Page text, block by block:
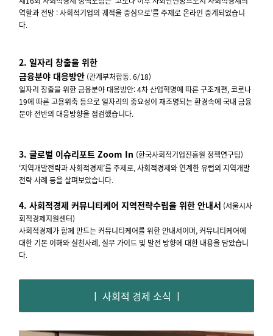
역할과 전망 : 사회적기업의 궤적을 중심으로’를 주제로 온라인 중계되었습니
다.
2. 일자리 창출을 위한
금융분야 대응방안 (관계부처합동. 6/18)
일자리 창출을 위한 금융분야 대응방안: 4차 산업혁명에 따른 구조개편, 코로나
19에 따른 고용위축 등으로 일자리의 중요성이 재조명되는 환경속에 국내 금융
분야 전반의 대응방향을 점검했습니다.
3. 글로벌 이슈리포트 Zoom In (한국사회적기업진흥원 정책연구팀)
‘지역개발전략과 사회적경제’를 주제로, 사회적경제와 연계한 유럽의 지역개발
전략 사례 등을 살펴보았습니다.
4. 사회적경제 커뮤니티케어 지역전략수립을 위한 안내서 (서울시사
회적경제지원센터)
사회적경제가 함께 만드는 커뮤니티케어를 위한 안내서이며, 커뮤니티케어에
대한 기본 이해와 실천사례, 실무 가이드 및 발전 방향에 대한 내용을 담았습니
다.
ㅣ 사회적 경제 소식 ㅣ